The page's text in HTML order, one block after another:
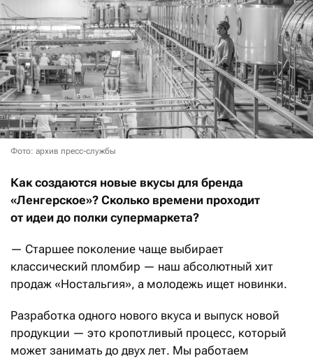
Фото: архив пресс-службы
Как создаются новые вкусы для бренда
«Ленгерское»? Сколько времени проходит
от идеи до полки супермаркета?
— Старшее поколение чаще выбирает
классический пломбир — наш абсолютный хит
продаж «Ностальгия», а молодежь ищет новинки.
Разработка одного нового вкуса и выпуск новой
продукции — это кропотливый процесс, который
может занимать до двух лет. Мы работаем